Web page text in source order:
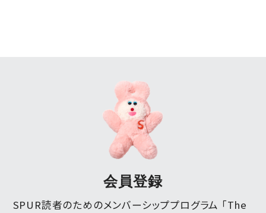
会員登録
SPUR読者のためのメンバーシッププログラム 「The